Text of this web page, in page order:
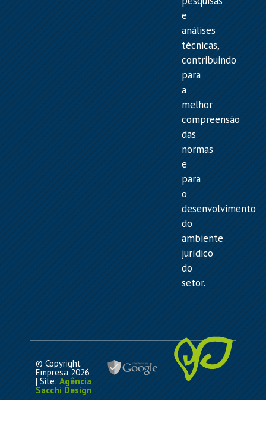
e
análises
técnicas,
contribuindo
para
a
melhor
compreensão
das
normas
e
para
o
desenvolvimento
do
ambiente
jurídico
do
setor.
© Copyright
Empresa 2026
| Site: Agência
Sacchi Design